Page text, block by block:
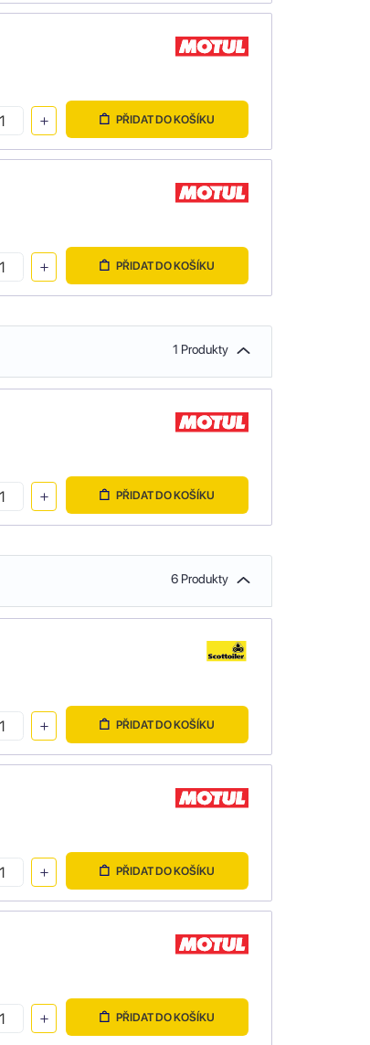
PŘIDAT DO KOŠÍKU
PŘIDAT DO KOŠÍKU
1 Produkty
PŘIDAT DO KOŠÍKU
6 Produkty
PŘIDAT DO KOŠÍKU
PŘIDAT DO KOŠÍKU
PŘIDAT DO KOŠÍKU